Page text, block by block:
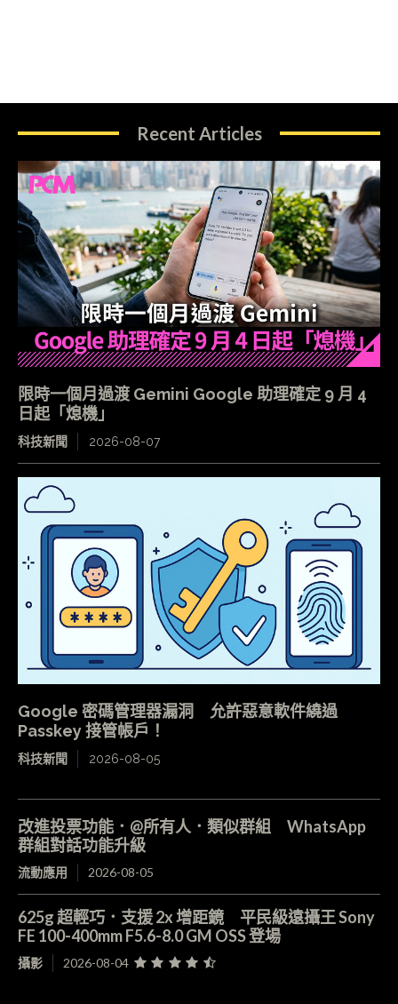
Recent Articles
限時一個月過渡 Gemini Google 助理確定 9 月 4
日起「熄機」
科技新聞 2026-08-07
Google 密碼管理器漏洞 允許惡意軟件繞過
Passkey 接管帳戶！
科技新聞 2026-08-05
改進投票功能．@所有人．類似群組 WhatsApp
群組對話功能升級
流動應用 2026-08-05
625g 超輕巧．支援 2x 增距鏡 平民級遠攝王 Sony
FE 100-400mm F5.6-8.0 GM OSS 登場
攝影 2026-08-04